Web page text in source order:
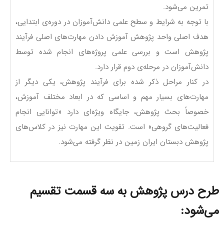
تمرین می‌شود.
با توجه به شرایط و سطح علمی دانش‌آموزان در دوره‌ی ابتدایی،
هدف اصلی واحد پژوهش آموزش دادن مهارت‌های اصلی فرآیند
پژوهش است و بررسی علمی پروژه‌های انجام شده توسط
دانش‌آموزان در مرحله‌ی دوم قرار دارد.
در کنار مراحل ذکر شده برای فرآیند پژوهش، یکی دیگر از
مهارت‌های بسیار مهم و اساسی که در ابعاد مختلف آموزش،
خصوصاً بحث پژوهش، جایگاه ویژه‌ای دارد «توانایی انجام
فعالیت‌های گروهی» است. تقویت این مهارت نیز در کلاس‌های
پژوهش دبستان ایران زمین در نظر گرفته می‌شود.
طرح درس پژوهش به سه قسمت تقسیم
می‌شود: